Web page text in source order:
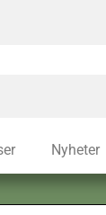
Nyheter